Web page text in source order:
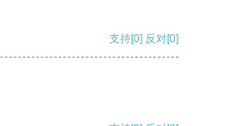
支持[0] 反对[0]